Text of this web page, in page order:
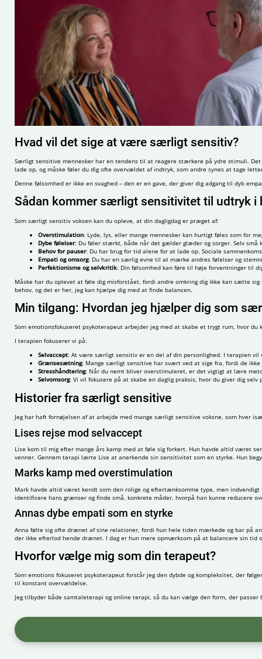
Hvad vil det sige at være særligt sensitiv?
Særligt sensitive mennesker har en tendens til at reagere stærkere på ydre stimuli.
lade op, og måske føler du dig ofte overvældet af indtryk, som andre synes at tage
Denne følsomhed er ikke en svaghed – den er en gave, der giver dig adgang til dyb
Sådan kommer særligt sensitivitet til udtryk i
Som særligt sensitiv voksen kan du opleve, at din dagligdag er præget af:
Overstimulation: Lyde, lys, eller mange mennesker kan hurtigt føles som for
Dybe følelser: Du føler stærkt, både når det gælder glæder og sorger. Selv
Behov for pauser: Du har brug for tid alene for at lade op. Sociale
Empati og omsorg: Du har en særlig evne til at mærke andres følelser og
Perfektionisme og selvkritik: Din følsomhed kan føre til høje forventninger til
Måske har du oplevet at føle dig misforstået, fordi andre omkring dig ikke kan sætte
behov, og det er her, jeg kan hjælpe dig med at finde balancen.
Min tilgang: Hvordan jeg hjælper dig som
Som emotionsfokuseret psykoterapeut arbejder jeg med at skabe et trygt rum, hvor
I terapien fokuserer vi på:
Selvaccept: At være særligt sensitiv er en del af din personlighed. I terapien vil
Grænsesætning: Mange særligt sensitive har svært ved at sige fra, fordi de
Stresshåndtering: Når du nemt bliver overstimuleret, er det vigtigt at lære
Selvomsorg: Vi vil fokusere på at skabe en daglig praksis, hvor du giver dig
Historier fra særligt sensitive
Jeg har haft fornøjelsen af at arbejde med mange særligt sensitive voksne, som hver
Lises rejse mod selvaccept
Lise kom til mig efter mange års kamp med at føle sig forkert. Hun havde altid været
venner. Gennem terapi lærte Lise at anerkende sin sensitivitet som en styrke. Hun
Marks kamp med overstimulation
Mark havde altid været kendt som den rolige og eftertænksomme type, men
identificere hans grænser og finde små, konkrete måder, hvorpå han kunne reducere
Annas dybe empati som en styrke
Anna følte sig ofte drænet af sine relationer, fordi hun hele tiden mærkede og bar på
der ikke efterlod hende drænet. I dag er hun mere opmærksom på at balancere sin tid
Hvorfor vælge mig som din terapeut?
Som emotions fokuseret psykoterapeut forstår jeg den dybde og kompleksitet, der
til konstant overvældelse.
Jeg tilbyder både samtaleterapi og online terapi, så du kan vælge den form, der